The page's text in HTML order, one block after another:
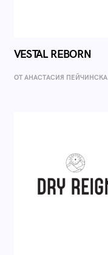
VESTAL REBORN
ОТ AНАСТАСИЯ ПЕЙЧИНСКА